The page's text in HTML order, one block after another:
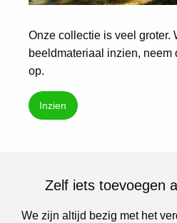
Onze collectie is veel groter.
beeldmateriaal inzien, neem
op.
Inzien
Zelf iets toevoegen
We zijn altijd bezig met het